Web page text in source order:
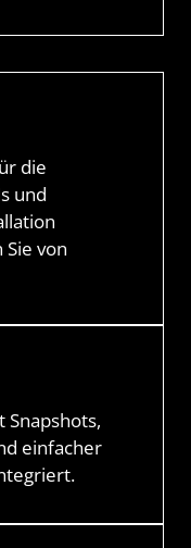
die
und
von
Snapshots,
einfacher